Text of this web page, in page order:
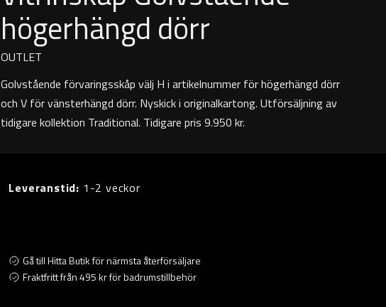
högerhängd dörr
OUTLET
Golvstående förvaringsskåp välj H i artikelnummer för högerhängd dörr
och V för vänsterhängd dörr. Nyskick i originalkartong. Utförsäljning av
tidigare kollektion Traditional. Tidigare pris 9.950 kr.
Leveranstid: 1-2 veckor
Gå till Hitta Butik för närmsta återförsäljare
Fraktfritt från 495 kr för badrumstillbehör